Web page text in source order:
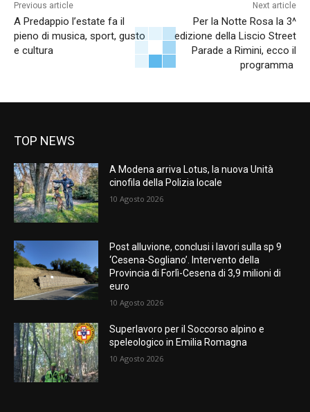
Previous article
A Predappio l’estate fa il
pieno di musica, sport, gusto
e cultura
Next article
Per la Notte Rosa la 3^
edizione della Liscio Street
Parade a Rimini, ecco il
programma
TOP NEWS
A Modena arriva Lotus, la nuova Unità
cinofila della Polizia locale
10 Agosto 2026
Post alluvione, conclusi i lavori sulla sp 9
‘Cesena-Sogliano’. Intervento della
Provincia di Forlì-Cesena di 3,9 milioni di
euro
10 Agosto 2026
Superlavoro per il Soccorso alpino e
speleologico in Emilia Romagna
10 Agosto 2026